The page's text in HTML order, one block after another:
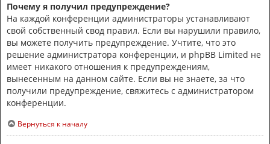
Почему я получил предупреждение?
На каждой конференции администраторы устанавливают
свой собственный свод правил. Если вы нарушили правило,
вы можете получить предупреждение. Учтите, что это
решение администратора конференции, и phpBB Limited не
имеет никакого отношения к предупреждениям,
вынесенным на данном сайте. Если вы не знаете, за что
получили предупреждение, свяжитесь с администратором
конференции.
Вернуться к началу